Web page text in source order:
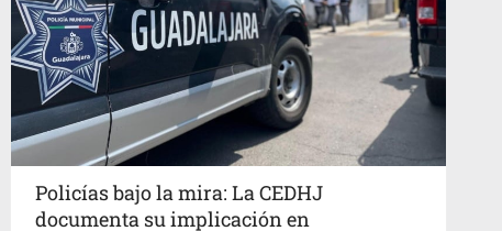
Policías bajo la mira: La CEDHJ
documenta su implicación en